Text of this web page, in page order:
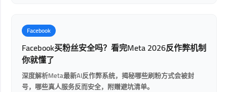
Facebook
Facebook买粉丝安全吗？看完Meta 2026反作弊机制
你就懂了
深度解析Meta最新AI反作弊系统，揭秘哪些刷粉方式会被封
号，哪些真人服务反而安全，附赠避坑清单。